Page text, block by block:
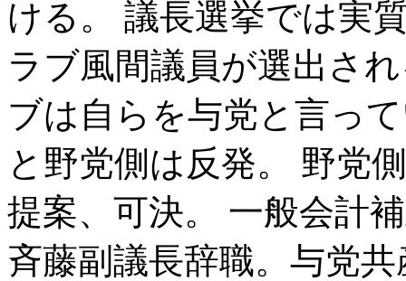
ける。 議長選挙では実
ラブ風間議員が選出さ
ブは自らを与党と言っ
と野党側は反発。 野党
提案、可決。 一般会計
斉藤副議長辞職。与党